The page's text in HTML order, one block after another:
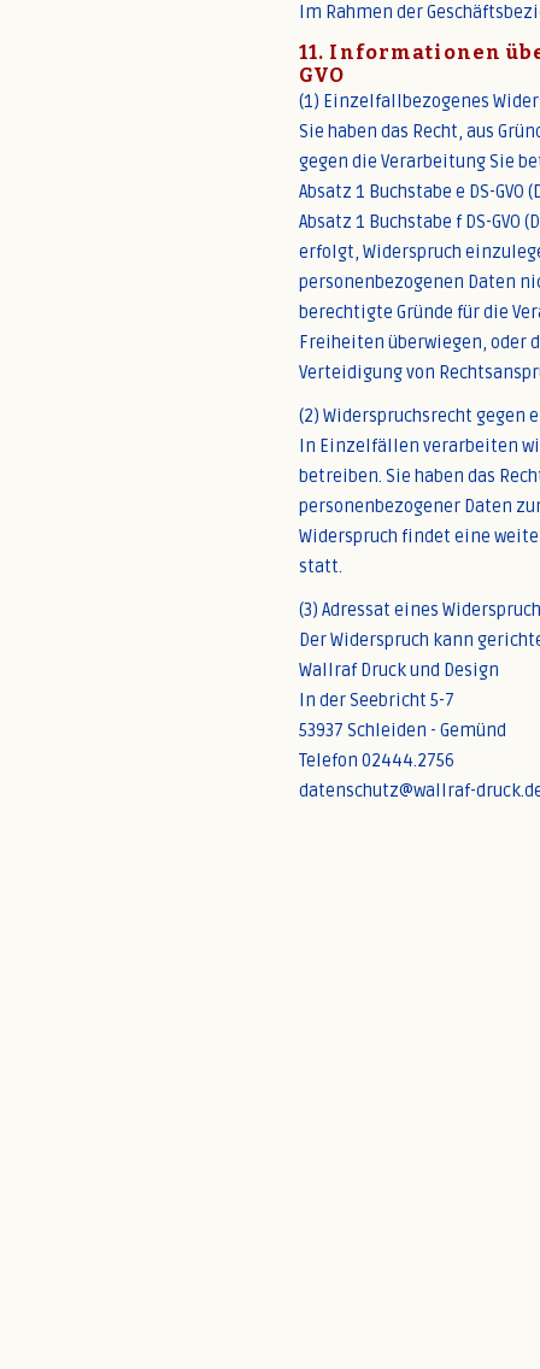
Im Rahmen der
11. Informationen
GVO
(1) Einzelfallbezogenes
Sie haben das Recht, aus
gegen die Verarbeitung Sie
Absatz 1 Buchstabe e DS-
Absatz 1 Buchstabe f DS-
erfolgt, Widerspruch
personenbezogenen Daten
berechtigte Gründe für die
Freiheiten überwiegen, oder
Verteidigung von
(2) Widerspruchsrecht gegen
In Einzelfällen verarbeiten
betreiben. Sie haben das
personenbezogener Daten
Widerspruch findet eine
statt.
(3) Adressat eines
Der Widerspruch kann
Wallraf Druck und Design
In der Seebricht 5-7
53937 Schleiden - Gemünd
Telefon 02444.2756
datenschutz@wallraf-